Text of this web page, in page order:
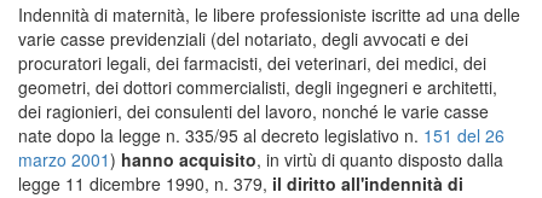
Indennità di maternità, le libere professioniste iscritte ad una delle
varie casse previdenziali (del notariato, degli avvocati e dei
procuratori legali, dei farmacisti, dei veterinari, dei medici, dei
geometri, dei dottori commercialisti, degli ingegneri e architetti,
dei ragionieri, dei consulenti del lavoro, nonché le varie casse
nate dopo la legge n. 335/95 al decreto legislativo n. 151 del 26
marzo 2001) hanno acquisito, in virtù di quanto disposto dalla
legge 11 dicembre 1990, n. 379, il diritto all'indennità di